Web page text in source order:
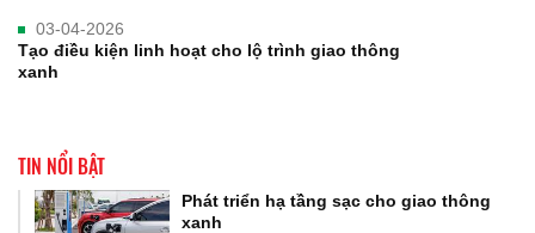
03-04-2026
Tạo điều kiện linh hoạt cho lộ trình giao thông
xanh
TIN NỔI BẬT
Phát triển hạ tầng sạc cho giao thông
xanh